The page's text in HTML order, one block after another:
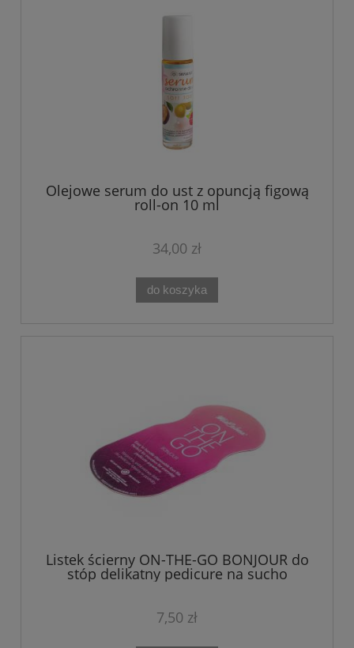
Olejowe serum do ust z opuncją figową
roll-on 10 ml
34,00 zł
do koszyka
Listek ścierny ON-THE-GO BONJOUR do
stóp delikatny pedicure na sucho
7,50 zł